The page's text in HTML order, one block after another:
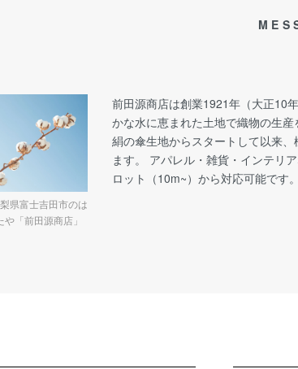
県富士吉田市のは
や「前田源商店」
前田源商店は創業1921年（大正10
かな水に恵まれた土地で織物の生産
絹の傘生地からスタートして以来
ます。 アパレル・雑貨・インテリ
ロット（10m~）から対応可能です